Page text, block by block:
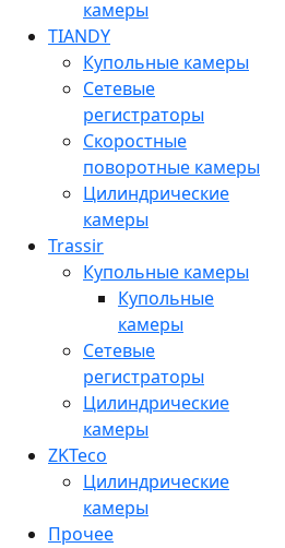
камеры
TIANDY
Купольные камеры
Сетевые
регистраторы
Скоростные
поворотные камеры
Цилиндрические
камеры
Trassir
Купольные камеры
Купольные
камеры
Сетевые
регистраторы
Цилиндрические
камеры
ZKTeco
Цилиндрические
камеры
Прочее